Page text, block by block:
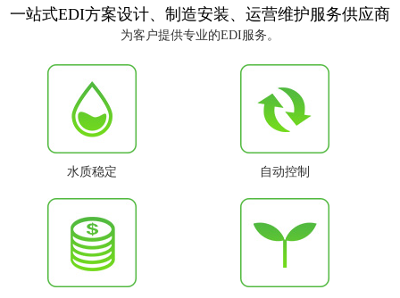
一站式EDI方案设计、制造安装、运营维护服务供应商
为客户提供专业的EDI服务。
水质稳定 自动控制